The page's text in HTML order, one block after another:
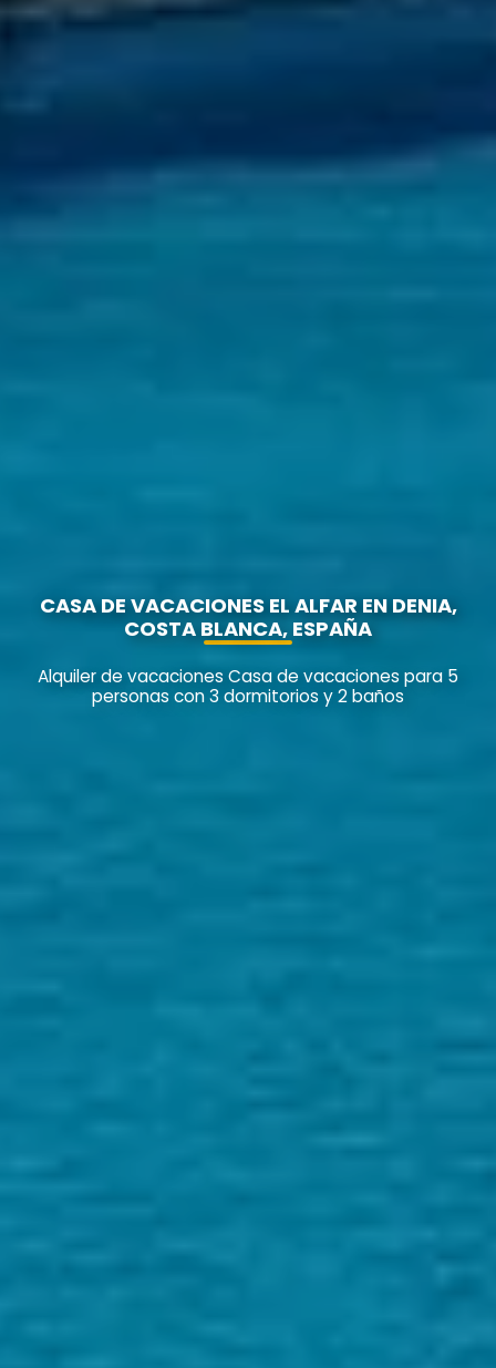
CASA DE VACACIONES EL ALFAR EN DENIA,
COSTA BLANCA, ESPAÑA
Alquiler de vacaciones Casa de vacaciones para 5
personas con 3 dormitorios y 2 baños